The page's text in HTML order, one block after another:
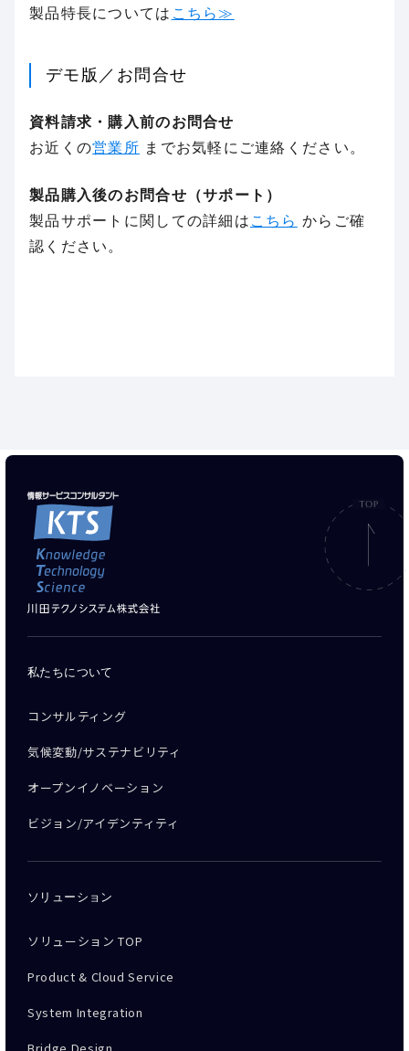
製品特長については こちら≫
デモ版／お問合せ
資料請求・購入前のお問合せ
お近くの営業所 までお気軽にご連絡ください。
製品購入後のお問合せ（サポート）
製品サポートに関しての詳細は こちら からご確
認ください。
私たちについて
コンサルティング
気候変動/サステナビリティ
オープンイノベーション
ビジョン/アイデンティティ
ソリューション
ソリューション TOP
Product & Cloud Service
System Integration